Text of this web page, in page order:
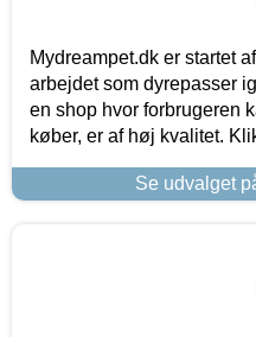
Mydreampet.dk er startet
arbejdet som dyrepasser
en shop hvor forbrugeren
køber, er af høj kvalitet.
Se udvalget